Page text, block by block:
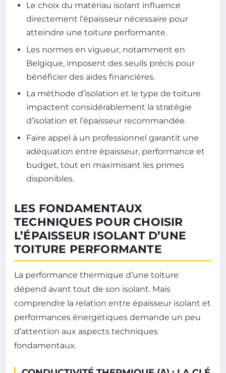
Le choix du matériau isolant influence
directement l’épaisseur nécessaire pour
atteindre une toiture performante.
Les normes en vigueur, notamment en
Belgique, imposent des seuils précis pour
bénéficier des aides financières.
La méthode d’isolation et le type de toiture
impactent considérablement la stratégie
d’isolation et l’épaisseur recommandée.
Faire appel à un professionnel garantit une
adéquation entre épaisseur, performance et
budget, tout en maximisant les primes
disponibles.
LES FONDAMENTAUX
TECHNIQUES POUR CHOISIR
L’ÉPAISSEUR ISOLANT D’UNE
TOITURE PERFORMANTE
La performance thermique d’une toiture
dépend avant tout de son isolant. Mais
comprendre la relation entre épaisseur isolant et
performances énergétiques demande un peu
d’attention aux aspects techniques
fondamentaux.